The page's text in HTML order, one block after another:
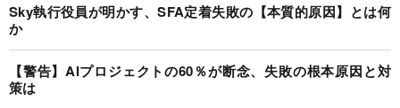
Sky執行役員が明かす、SFA定着失敗の【本質的原因】とは何
か
【警告】AIプロジェクトの60％が断念、失敗の根本原因と対
策は